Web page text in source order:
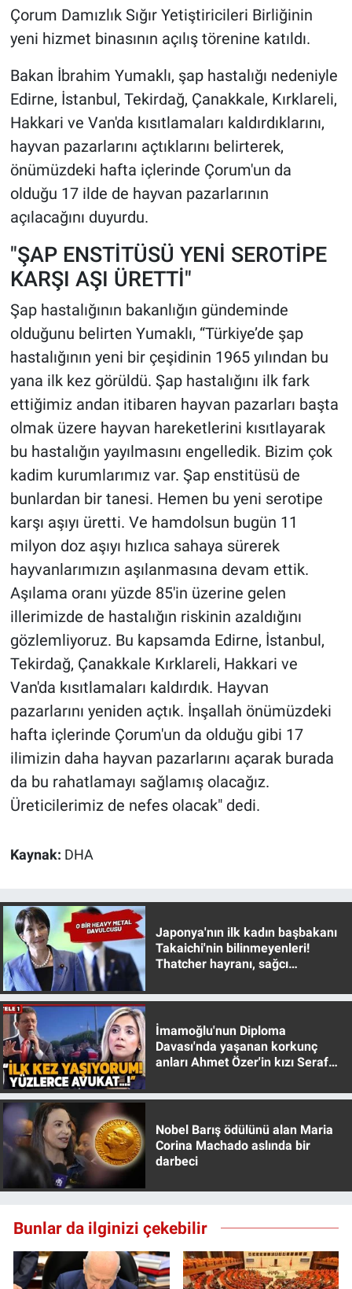
Çorum Damızlık Sığır Yetiştiricileri Birliğinin
yeni hizmet binasının açılış törenine katıldı.
Bakan İbrahim Yumaklı, şap hastalığı nedeniyle
Edirne, İstanbul, Tekirdağ, Çanakkale, Kırklareli,
Hakkari ve Van'da kısıtlamaları kaldırdıklarını,
hayvan pazarlarını açtıklarını belirterek,
önümüzdeki hafta içlerinde Çorum'un da
olduğu 17 ilde de hayvan pazarlarının
açılacağını duyurdu.
"ŞAP ENSTİTÜSÜ YENİ SEROTİPE
KARŞI AŞI ÜRETTİ"
Şap hastalığının bakanlığın gündeminde
olduğunu belirten Yumaklı, “Türkiye’de şap
hastalığının yeni bir çeşidinin 1965 yılından bu
yana ilk kez görüldü. Şap hastalığını ilk fark
ettiğimiz andan itibaren hayvan pazarları başta
olmak üzere hayvan hareketlerini kısıtlayarak
bu hastalığın yayılmasını engelledik. Bizim çok
kadim kurumlarımız var. Şap enstitüsü de
bunlardan bir tanesi. Hemen bu yeni serotipe
karşı aşıyı üretti. Ve hamdolsun bugün 11
milyon doz aşıyı hızlıca sahaya sürerek
hayvanlarımızın aşılanmasına devam ettik.
Aşılama oranı yüzde 85'in üzerine gelen
illerimizde de hastalığın riskinin azaldığını
gözlemliyoruz. Bu kapsamda Edirne, İstanbul,
Tekirdağ, Çanakkale Kırklareli, Hakkari ve
Van'da kısıtlamaları kaldırdık. Hayvan
pazarlarını yeniden açtık. İnşallah önümüzdeki
hafta içlerinde Çorum'un da olduğu gibi 17
ilimizin daha hayvan pazarlarını açarak burada
da bu rahatlamayı sağlamış olacağız.
Üreticilerimiz de nefes olacak" dedi.
Kaynak: DHA
Japonya'nın ilk kadın başbakanı
Takaichi'nin bilinmeyenleri!
Thatcher hayranı, sağcı
İmamoğlu'nun Diploma
Davası'nda yaşanan korkunç
anları Ahmet Özer'in kızı Seraf
Nobel Barış ödülünü alan Maria
Corina Machado aslında bir
darbeci
Bunlar da ilginizi çekebilir
İlan
Kimdir
Koronavirüs
Kültür Sanat
Ne demişti
Popüler
Programlar
Sağlık
Spor
Teknoloji
Türkiye'nin Geleceği
Türkiye'nin Gündemi
Yerel Gündem
Yerel Yaşam
Canlı Yayın